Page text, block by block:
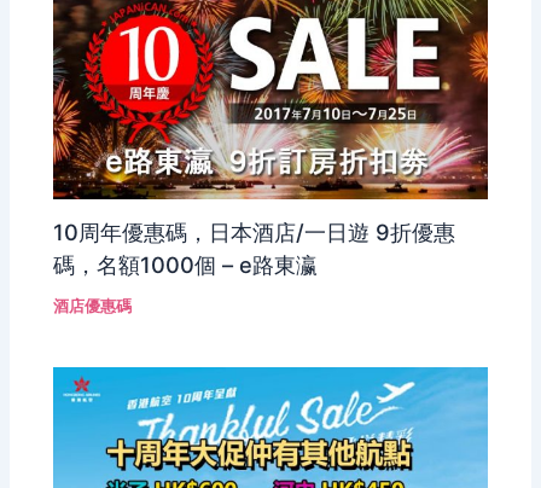
10周年優惠碼，日本酒店/一日遊 9折優惠
碼，名額1000個 – e路東瀛
酒店優惠碼